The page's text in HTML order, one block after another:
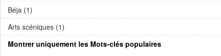
Béja (1)
Arts scéniques (1)
Montrer uniquement les Mots-clés populaires